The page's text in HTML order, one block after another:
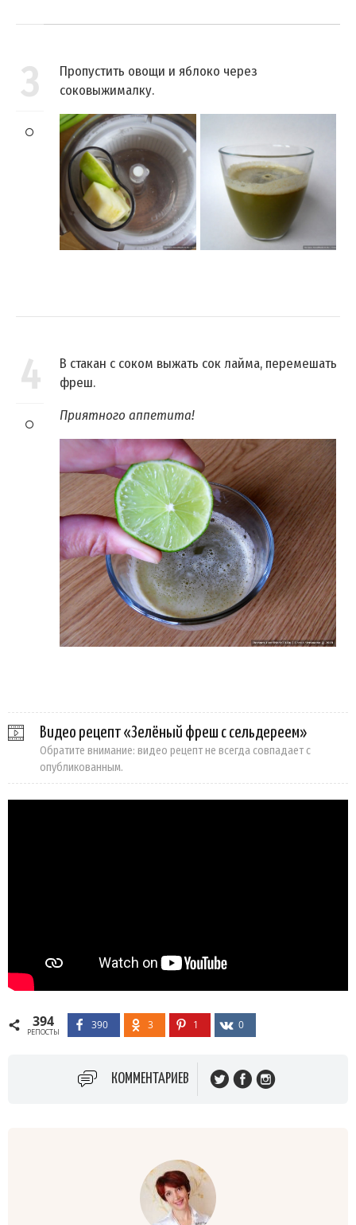
3
Пропустить овощи и яблоко через
соковыжималку.
4
В стакан с соком выжать сок лайма, перемешать
фреш.
Приятного аппетита!
Видео рецепт «Зелёный фреш с сельдереем»
Обратите внимание: видео рецепт не всегда совпадает с
опубликованным.
394
РЕПОСТЫ
390 3 1 0
КОММЕНТАРИЕВ